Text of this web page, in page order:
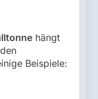
hängt
Beispiele: